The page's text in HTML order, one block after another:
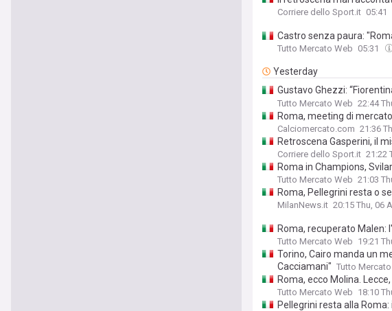
biglietto del treno. E si
Corriere dello Sport.it 05:41
Castro senza paura:
Tutto Mercato Web 05:31
Yesterday
Gustavo Ghezzi:
esplodere. Castro felice
Tutto Mercato Web 22:44
Roma, meeting di
Calciomercato.com 21:36
Retroscena Gasperini, il
Corriere dello Sport.it 21:22
Roma in Champions,
Tutto Mercato Web 21:03
Roma, Pellegrini resta o
MilanNews.it 20:15 Thu, 06
Roma, recuperato Malen:
Tutto Mercato Web 19:21
Torino, Cairo manda un
Cacciamani" Tutto
Roma, ecco Molina.
Tutto Mercato Web 18:10
Pellegrini resta alla